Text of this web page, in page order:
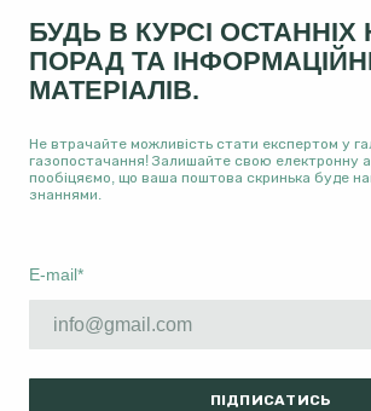
БУДЬ В КУРСІ
ПОРАД ТА
МАТЕРІАЛІВ.
Не втрачайте можливість стати експертом у
газопостачання! Залишайте свою електронну
пообіцяємо, що ваша поштова скринька буде
знаннями.
E-mail*
ПІДПИСАТИСЬ